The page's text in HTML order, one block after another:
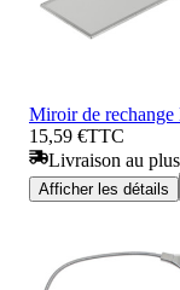
Miroir de
15,59 €TTC
Livraison au
Afficher les détails